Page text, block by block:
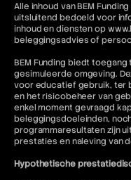
Alle inhoud van BEM
uitsluitend bedoeld voor
inhoud en diensten op
beleggingsadvies of
BEM Funding biedt
gesimuleerde omgeving.
voor educatief gebruik, ter
en het risicobeheer van
enkel moment gevraagd
beleggingsdoeleinden,
programmaresultaten zijn
prestaties en naleving van
Hypothetische